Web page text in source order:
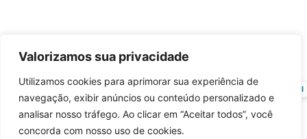
Valorizamos sua privacidade
Utilizamos cookies para aprimorar sua experiência de
navegação, exibir anúncios ou conteúdo personalizado e
analisar nosso tráfego. Ao clicar em “Aceitar todos”, você
concorda com nosso uso de cookies.
Entrar no canal